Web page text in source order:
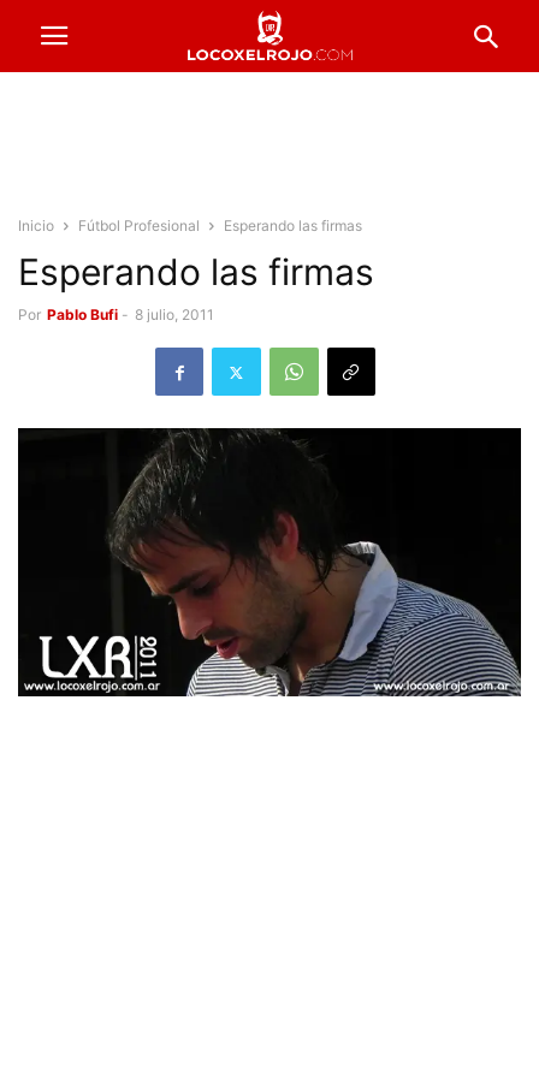
Inicio Fútbol Profesional Esperando las firmas
Esperando las firmas
Por Pablo Bufi - 8 julio, 2011